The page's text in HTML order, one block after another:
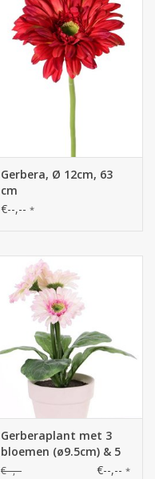
Gerbera, Ø 12cm, 63
cm
€--,-- *
Gerberaplant met 3
bloemen (ø9.5cm) & 5
blad, in pot (ø11cm)
€--,-- €--,-- *